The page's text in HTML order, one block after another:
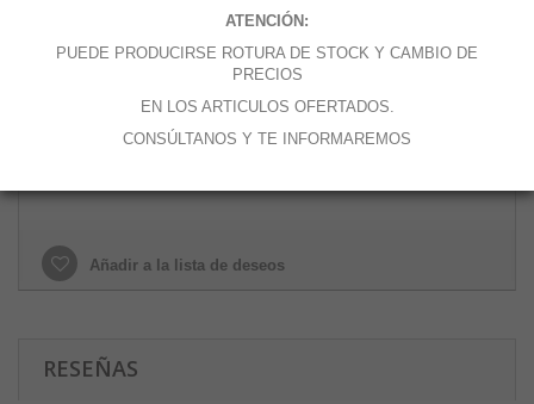
Añadir a la lista de deseos
RESEÑAS
ATENCIÓN:
PUEDE PRODUCIRSE ROTURA DE STOCK Y CAMBIO DE
PRECIOS
EN LOS ARTICULOS OFERTADOS.
CONSÚLTANOS Y TE INFORMAREMOS